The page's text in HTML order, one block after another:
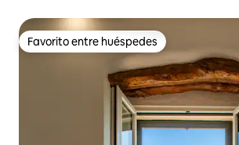
Favorito entre huéspedes
Favorito entre huéspedes